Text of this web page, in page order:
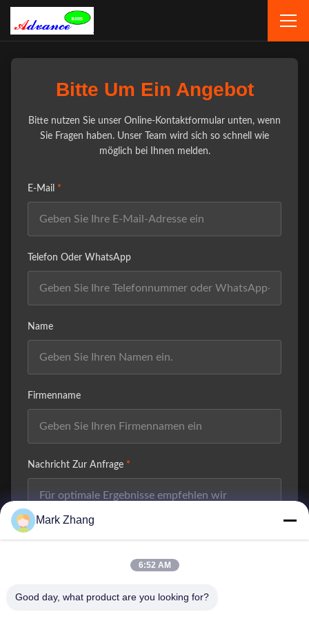
Bitte Um Ein Angebot
Bitte nutzen Sie unser Online-Kontaktformular unten, wenn
Sie Fragen haben. Unser Team wird sich so schnell wie
möglich bei Ihnen melden.
E-Mail *
Telefon Oder WhatsApp
Name
Firmenname
Nachricht Zur Anfrage *
Mark Zhang
6:52 AM
Good day, what product are you looking for?